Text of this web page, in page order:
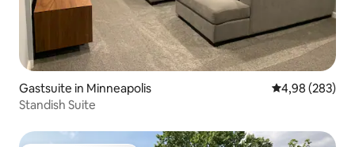
Gastsuite in Minneapolis Gemiddelde
4,98 (283)
Standish Suite